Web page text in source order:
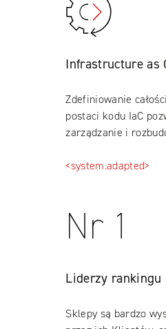
Infrastructure as
Zdefiniowanie
postaci kodu IaC
zarządzanie i
<system.adapted>
Nr 1
Liderzy rankingu
Sklepy są bardzo